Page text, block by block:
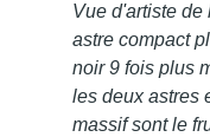
Vue d'artiste de
astre compact
noir 9 fois plus
les deux astres
massif sont le